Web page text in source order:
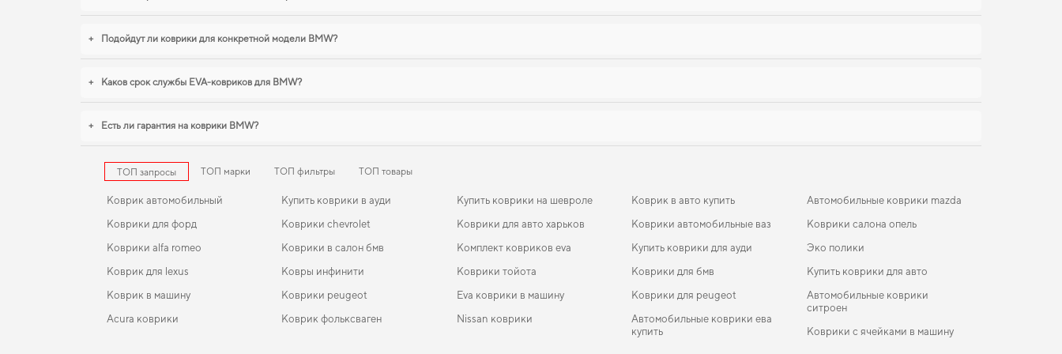
+ Подойдут ли коврики для конкретной модели BMW?
+ Каков срок службы EVA-ковриков для BMW?
+ Есть ли гарантия на коврики BMW?
ТОП запросы ТОП марки ТОП фильтры ТОП товары
Коврик автомобильный
Коврики для форд
Коврики alfa romeo
Коврик для lexus
Коврик в машину
Acura коврики
Купить коврики в ауди
Коврики chevrolet
Коврики в салон бмв
Ковры инфинити
Коврики peugeot
Коврик фольксваген
Купить коврики на шевроле
Коврики для авто харьков
Комплект ковриков eva
Коврики тойота
Eva коврики в машину
Nissan коврики
Коврик в авто купить
Коврики автомобильные ваз
Купить коврики для ауди
Коврики для бмв
Коврики для peugeot
Автомобильные коврики ева
купить
Автомобильные коврики mazda
Коврики салона опель
Эко полики
Купить коврики для авто
Автомобильные коврики
ситроен
Коврики с ячейками в машину